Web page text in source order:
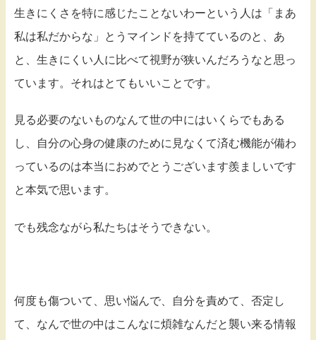
生きにくさを特に感じたことないわーという人は「まあ
私は私だからな」とうマインドを持てているのと、あ
と、生きにくい人に比べて視野が狭いんだろうなと思っ
ています。それはとてもいいことです。
見る必要のないものなんて世の中にはいくらでもある
し、自分の心身の健康のために見なくて済む機能が備わ
っているのは本当におめでとうございます羨ましいです
と本気で思います。
でも残念ながら私たちはそうできない。
何度も傷ついて、思い悩んで、自分を責めて、否定し
て、なんで世の中はこんなに煩雑なんだと襲い来る情報